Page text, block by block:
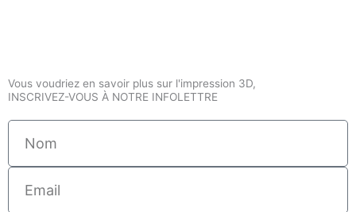
Vous voudriez en savoir plus sur l'impression 3D,
INSCRIVEZ-VOUS À NOTRE INFOLETTRE